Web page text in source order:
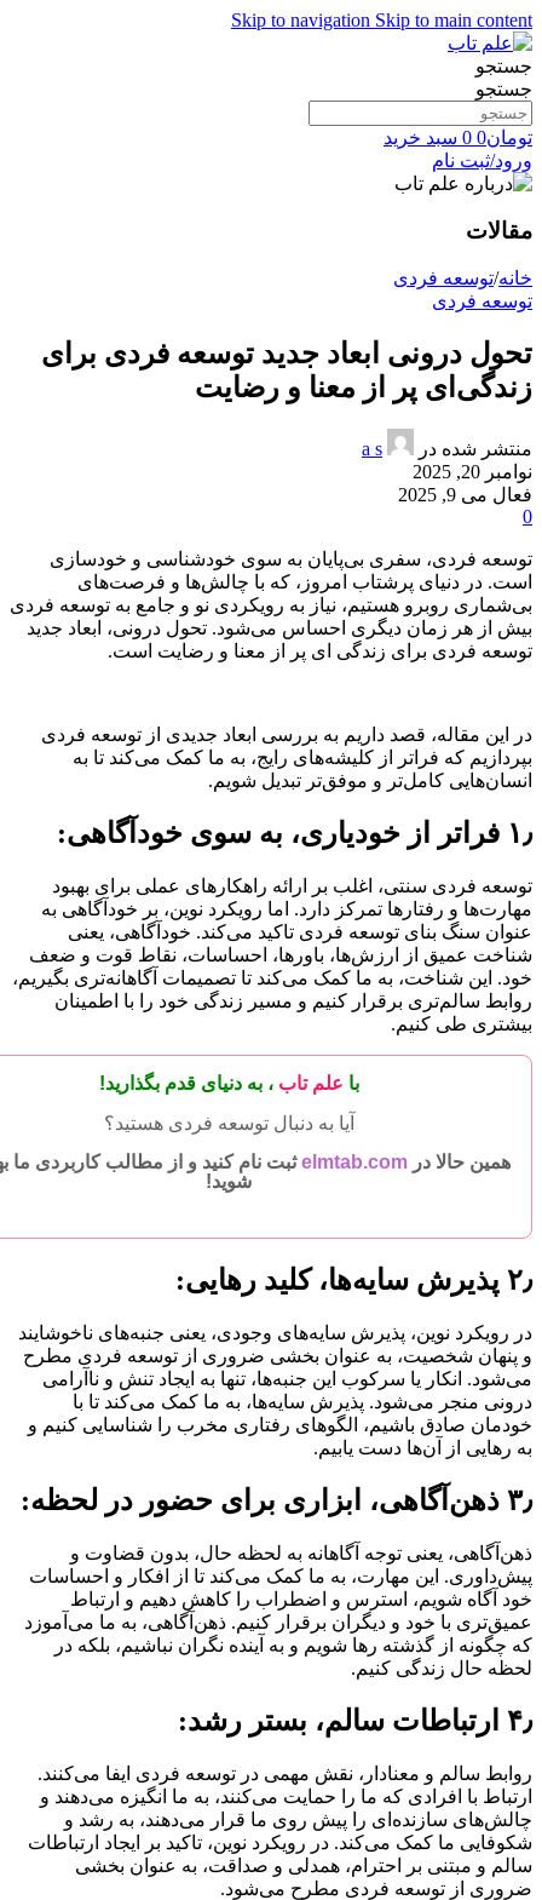
Skip to navigation Skip to main content
جستجو
جستجو
تومان0
0 سبد خرید
ورود/ثبت نام
مقالات
خانه/توسعه فردی
توسعه فردی
تحول درونی ابعاد جدید توسعه فردی برای
زندگی‌ای پر از معنا و رضایت
منتشر شده در
a s
نوامبر 20, 2025
فعال می 9, 2025
0
توسعه فردی، سفری بی‌پایان به سوی خودشناسی و خودسازی
است. در دنیای پرشتاب امروز، که با چالش‌ها و فرصت‌های
بی‌شماری روبرو هستیم، نیاز به رویکردی نو و جامع به توسعه فردی
بیش از هر زمان دیگری احساس می‌شود. تحول درونی، ابعاد جدید
توسعه فردی برای زندگی ای پر از معنا و رضایت است.
در این مقاله، قصد داریم به بررسی ابعاد جدیدی از توسعه فردی
بپردازیم که فراتر از کلیشه‌های رایج، به ما کمک می‌کند تا به
انسان‌هایی کامل‌تر و موفق‌تر تبدیل شویم.
۱٫ فراتر از خودیاری، به سوی خودآگاهی:
توسعه فردی سنتی، اغلب بر ارائه راهکارهای عملی برای بهبود
مهارت‌ها و رفتارها تمرکز دارد. اما رویکرد نوین، بر خودآگاهی به
عنوان سنگ بنای توسعه فردی تاکید می‌کند. خودآگاهی، یعنی
شناخت عمیق از ارزش‌ها، باورها، احساسات، نقاط قوت و ضعف
خود. این شناخت، به ما کمک می‌کند تا تصمیمات آگاهانه‌تری بگیریم،
روابط سالم‌تری برقرار کنیم و مسیر زندگی خود را با اطمینان
بیشتری طی کنیم.
با علم تاب ، به دنیایقدم بگذارید!
آیا به دنبال توسعه فردی هستید؟
همین حالا درelmtab.comثبت نام کنید و از مطالب کاربردی ما
شوید!
۲٫ پذیرش سایه‌ها، کلید رهایی:
در رویکرد نوین، پذیرش سایه‌های وجودی، یعنی جنبه‌های ناخوشایند
و پنهان شخصیت، به عنوان بخشی ضروری از توسعه فردی مطرح
می‌شود. انکار یا سرکوب این جنبه‌ها، تنها به ایجاد تنش و ناآرامی
درونی منجر می‌شود. پذیرش سایه‌ها، به ما کمک می‌کند تا با
خودمان صادق باشیم، الگوهای رفتاری مخرب را شناسایی کنیم و
به رهایی از آن‌ها دست یابیم.
۳٫ ذهن‌آگاهی، ابزاری برای حضور در لحظه:
ذهن‌آگاهی، یعنی توجه آگاهانه به لحظه حال، بدون قضاوت و
پیش‌داوری. این مهارت، به ما کمک می‌کند تا از افکار و احساسات
خود آگاه شویم، استرس و اضطراب را کاهش دهیم و ارتباط
عمیق‌تری با خود و دیگران برقرار کنیم. ذهن‌آگاهی، به ما می‌آموزد
که چگونه از گذشته رها شویم و به آینده نگران نباشیم، بلکه در
لحظه حال زندگی کنیم.
۴٫ ارتباطات سالم، بستر رشد:
روابط سالم و معنادار، نقش مهمی در توسعه فردی ایفا می‌کنند.
ارتباط با افرادی که ما را حمایت می‌کنند، به ما انگیزه می‌دهند و
چالش‌های سازنده‌ای را پیش روی ما قرار می‌دهند، به رشد و
شکوفایی ما کمک می‌کند. در رویکرد نوین، تاکید بر ایجاد ارتباطات
سالم و مبتنی بر احترام، همدلی و صداقت، به عنوان بخشی
ضروری از توسعه فردی مطرح می‌شود.